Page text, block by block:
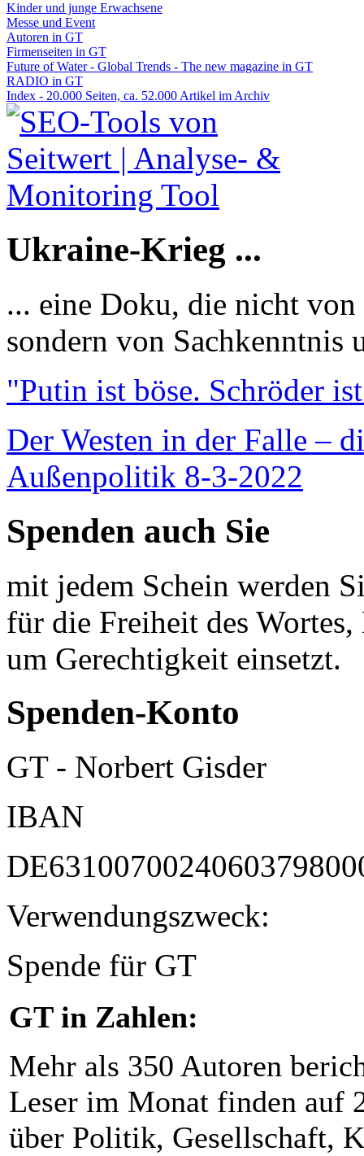
Kinder und junge Erwachsene
Messe und Event
Autoren in GT
Firmenseiten in GT
Future of Water - Global Trends - The new magazine in GT
RADIO in GT
Index - 20.000 Seiten, ca. 52.000 Artikel im Archiv
Ukraine-Krieg ...
... eine Doku, die nicht
sondern von Sachkenntnis
"Putin ist böse. Schröder
Der Westen in der Falle –
Außenpolitik 8-3-2022
Spenden auch Sie
mit jedem Schein werden
für die Freiheit des
um Gerechtigkeit einsetzt.
Spenden-Konto
GT - Norbert Gisder
IBAN
Verwendungszweck:
Spende für GT
GT in Zahlen:
Mehr als 350 Autoren
Leser im Monat finden auf
über Politik, Gesellschaft,